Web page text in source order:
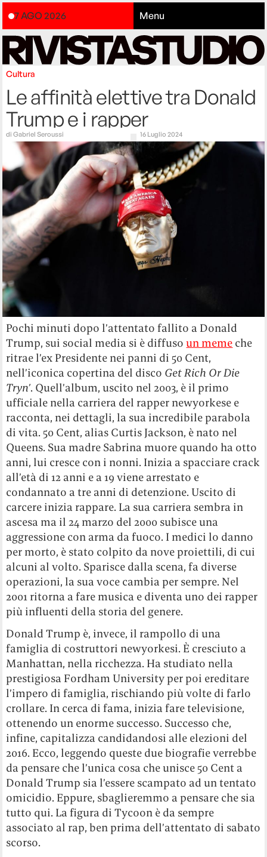
7 AGO 2026 Menu
Cultura
Le affinità elettive tra Donald
Trump e i rapper
diGabriel Seroussi 16 Luglio 2024
Pochi minuti dopo l’attentato fallito a Donald
Trump, sui social media si è diffusoun meme che
ritrae l’ex Presidente nei panni di 50 Cent,
nell’iconica copertina del disco Get Rich Or Die
Tryn’. Quell’album, uscito nel 2003, è il primo
ufficiale nella carriera del rapper newyorkese e
racconta, nei dettagli, la sua incredibile parabola
di vita. 50 Cent, alias Curtis Jackson, è nato nel
Queens. Sua madre Sabrina muore quando ha otto
anni, lui cresce con i nonni. Inizia a spacciare crack
all’età di 12 anni e a 19 viene arrestato e
condannato a tre anni di detenzione. Uscito di
carcere inizia rappare. La sua carriera sembra in
ascesa ma il 24 marzo del 2000 subisce una
aggressione con arma da fuoco. I medici lo danno
per morto, è stato colpito da nove proiettili, di cui
alcuni al volto. Sparisce dalla scena, fa diverse
operazioni, la sua voce cambia per sempre. Nel
2001 ritorna a fare musica e diventa uno dei rapper
più influenti della storia del genere.
Donald Trump è, invece, il rampollo di una
famiglia di costruttori newyorkesi. È cresciuto a
Manhattan, nella ricchezza. Ha studiato nella
prestigiosa Fordham University per poi ereditare
l’impero di famiglia, rischiando più volte di farlo
crollare. In cerca di fama, inizia fare televisione,
ottenendo un enorme successo. Successo che,
infine, capitalizza candidandosi alle elezioni del
2016. Ecco, leggendo queste due biografie verrebbe
da pensare che l’unica cosa che unisce 50 Cent a
Donald Trump sia l’essere scampato ad un tentato
omicidio. Eppure, sbaglieremmo a pensare che sia
tutto qui. La figura di Tycoon è da sempre
associato al rap, ben prima dell’attentato di sabato
scorso.